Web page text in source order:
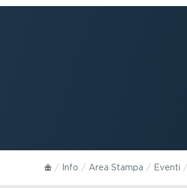
Info Area Stampa Eventi